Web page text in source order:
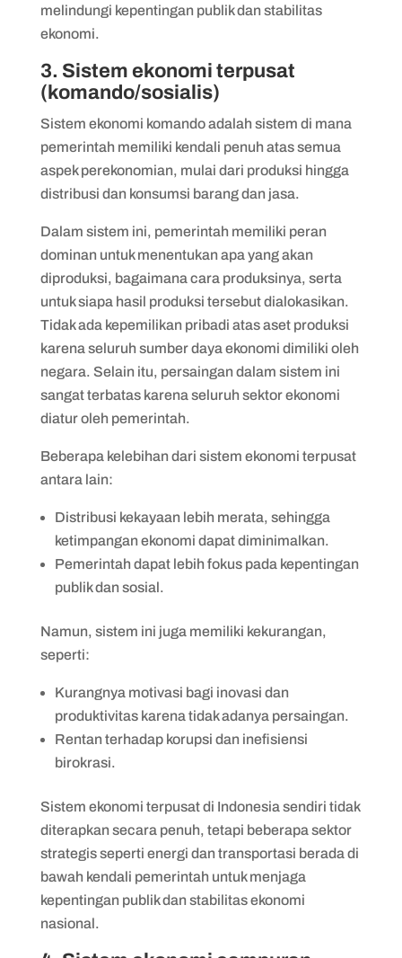
melindungi kepentingan publik dan stabilitas
ekonomi.
3. Sistem ekonomi terpusat
(komando/sosialis)
Sistem ekonomi komando adalah sistem di mana
pemerintah memiliki kendali penuh atas semua
aspek perekonomian, mulai dari produksi hingga
distribusi dan konsumsi barang dan jasa.
Dalam sistem ini, pemerintah memiliki peran
dominan untuk menentukan apa yang akan
diproduksi, bagaimana cara produksinya, serta
untuk siapa hasil produksi tersebut dialokasikan.
Tidak ada kepemilikan pribadi atas aset produksi
karena seluruh sumber daya ekonomi dimiliki oleh
negara. Selain itu, persaingan dalam sistem ini
sangat terbatas karena seluruh sektor ekonomi
diatur oleh pemerintah.
Beberapa kelebihan dari sistem ekonomi terpusat
antara lain:
Distribusi kekayaan lebih merata, sehingga
ketimpangan ekonomi dapat diminimalkan.
Pemerintah dapat lebih fokus pada kepentingan
publik dan sosial.
Namun, sistem ini juga memiliki kekurangan,
seperti:
Kurangnya motivasi bagi inovasi dan
produktivitas karena tidak adanya persaingan.
Rentan terhadap korupsi dan inefisiensi
birokrasi.
Sistem ekonomi terpusat di Indonesia sendiri tidak
diterapkan secara penuh, tetapi beberapa sektor
strategis seperti energi dan transportasi berada di
bawah kendali pemerintah untuk menjaga
kepentingan publik dan stabilitas ekonomi
nasional.